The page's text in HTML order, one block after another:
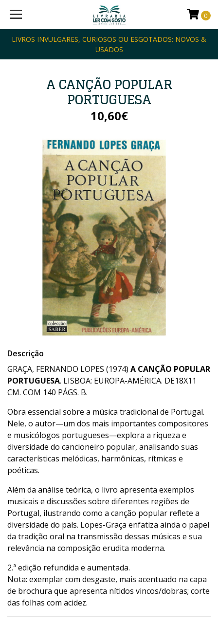
LIVROS INVULGARES, CURIOSOS OU ESGOTADOS: NOVOS &
USADOS
0
A CANÇÃO POPULAR
PORTUGUESA
10,60€
Descrição
GRAÇA, FERNANDO LOPES (1974) A CANÇÃO POPULAR
PORTUGUESA. LISBOA: EUROPA-AMÉRICA. DE18X11
CM. COM 140 PÁGS. B.
Obra essencial sobre a música tradicional de Portugal.
Nele, o autor—um dos mais importantes compositores
e musicólogos portugueses—explora a riqueza e
diversidade do cancioneiro popular, analisando suas
características melódicas, harmônicas, rítmicas e
poéticas.
Além da análise teórica, o livro apresenta exemplos
musicais e discussões sobre diferentes regiões de
Portugal, ilustrando como a canção popular reflete a
diversidade do país. Lopes-Graça enfatiza ainda o papel
da tradição oral na transmissão dessas músicas e sua
relevância na composição erudita moderna.
2.ª edição refundida e aumentada.
Nota: exemplar com desgaste, mais acentuado na capa
de brochura que apresenta nítidos vincos/dobras; corte
das folhas com acidez.